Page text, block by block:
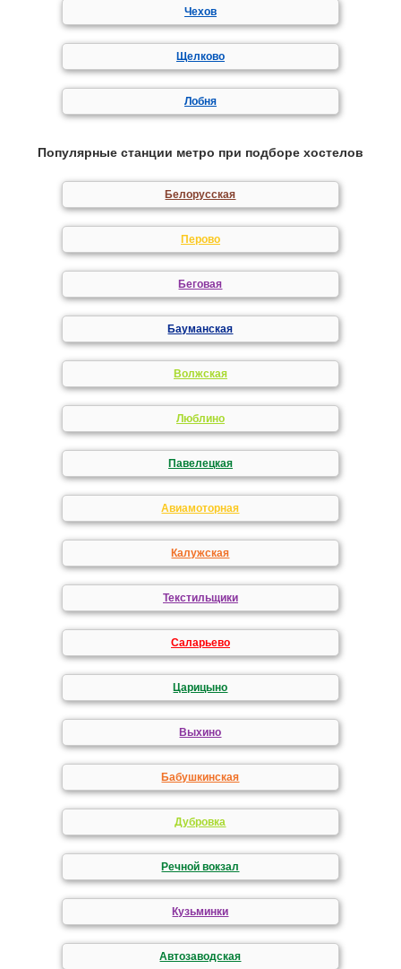
Чехов
Щелково
Лобня
Популярные станции метро при подборе хостелов
Белорусская
Перово
Беговая
Бауманская
Волжская
Люблино
Павелецкая
Авиамоторная
Калужская
Текстильщики
Саларьево
Царицыно
Выхино
Бабушкинская
Дубровка
Речной вокзал
Кузьминки
Автозаводская